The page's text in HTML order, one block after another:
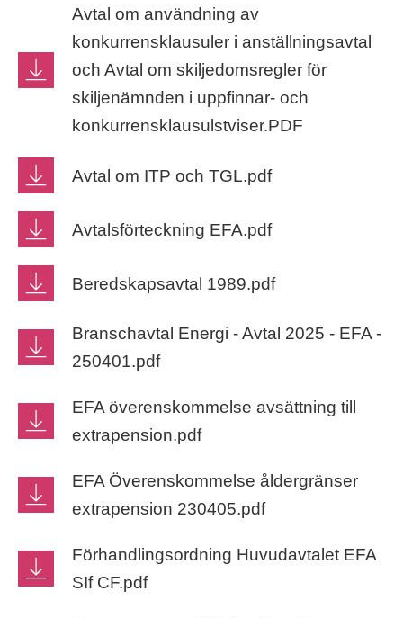
Avtal om användning av
konkurrensklausuler i anställningsavtal
och Avtal om skiljedomsregler för
skiljenämnden i uppfinnar- och
konkurrensklausulstviser.PDF
Avtal om ITP och TGL.pdf
Avtalsförteckning EFA.pdf
Beredskapsavtal 1989.pdf
Branschavtal Energi - Avtal 2025 - EFA -
250401.pdf
EFA överenskommelse avsättning till
extrapension.pdf
EFA Överenskommelse åldergränser
extrapension 230405.pdf
Förhandlingsordning Huvudavtalet EFA
SIf CF.pdf